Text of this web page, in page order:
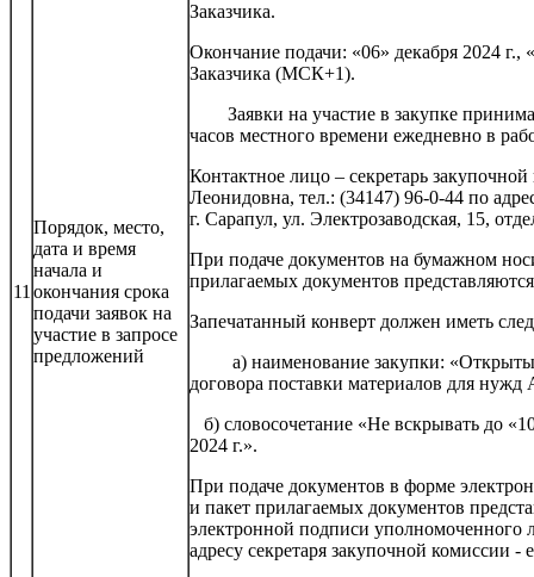
11
Порядок, место,
дата и время
начала и
окончания срока
подачи заявок на
участие в запросе
предложений
Заказчика.
Окончание подачи: «06» декабря 2024
Заказчика (МСК+1).
Заявки на участие в закупке
часов местного времени ежедневно в
Контактное лицо – секретарь
Леонидовна, тел.: (34147) 96-0-44 по
г. Сарапул, ул. Электрозаводская, 15,
При подаче документов на бумажном
прилагаемых документов
Запечатанный конверт должен иметь
а) наименование закупки: «Открытый
договора поставки материалов для
б) словосочетание «Не вскрывать до
2024 г.».
При подаче документов в форме
и пакет прилагаемых документов
электронной подписи уполномоченного
адресу секретаря закупочной комиссии -